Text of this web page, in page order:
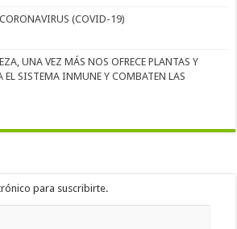
(COVID-19)
UNA VEZ MÁS NOS OFRECE PLANTAS Y
EL SISTEMA INMUNE Y COMBATEN LAS
para suscribirte.